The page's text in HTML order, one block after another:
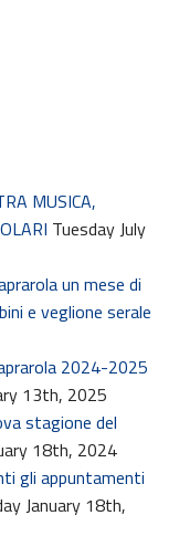
MUSICA,
Tuesday July
un mese di
e veglione serale
2024-2025
13th, 2025
stagione del
18th, 2024
gli appuntamenti
January 18th,